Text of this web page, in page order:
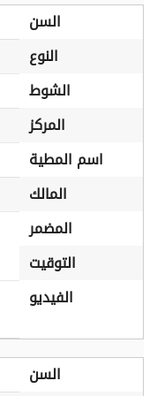
السن
النوع
الشوط
المركز
اسم المطية
المالك
المضمر
التوقيت
الفيديو
السن